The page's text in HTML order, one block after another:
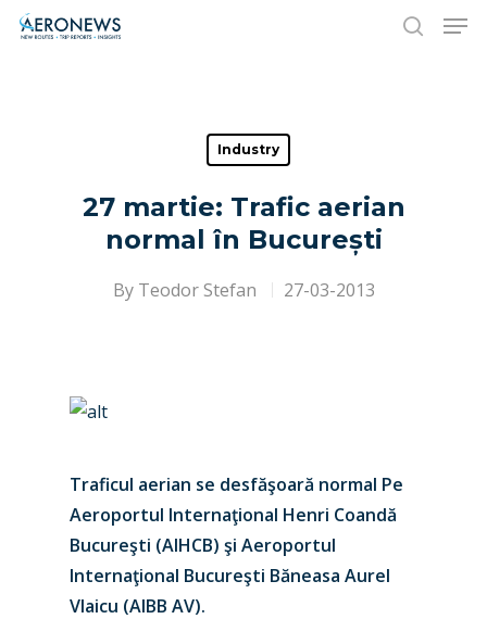
Hit enter to search or ESC to close
Industry
27 martie: Trafic aerian
normal în București
By Teodor Stefan 27-03-2013
Traficul aerian se desfăşoară normal Pe
Aeroportul Internaţional Henri Coandă
Bucureşti (AIHCB) şi Aeroportul
Internaţional Bucureşti Băneasa Aurel
Vlaicu (AIBB AV).